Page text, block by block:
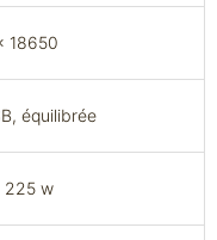
18650
équilibrée
225 w